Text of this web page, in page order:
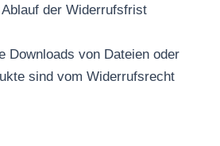
der Widerrufsfrist
Downloads von Dateien oder
sind vom Widerrufsrecht